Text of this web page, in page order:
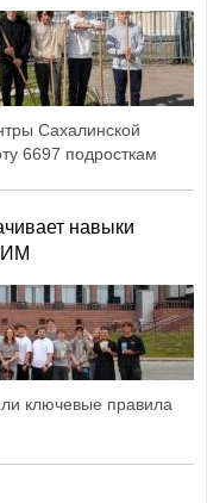
Сахалинской
6697 подросткам
навыки
ключевые правила